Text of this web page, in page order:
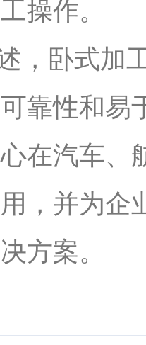
操作。
，卧式加
靠性和易
在汽车、
，并为企
方案。